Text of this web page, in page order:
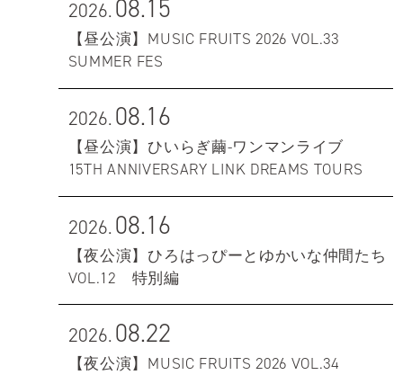
2026.08.15
【昼公演】MUSIC FRUITS 2026 VOL.33
SUMMER FES
2026.08.16
【昼公演】ひいらぎ繭-ワンマンライブ
15TH ANNIVERSARY LINK DREAMS TOURS
2026.08.16
【夜公演】ひろはっぴーとゆかいな仲間たち
VOL.12 特別編
2026.08.22
【夜公演】MUSIC FRUITS 2026 VOL.34